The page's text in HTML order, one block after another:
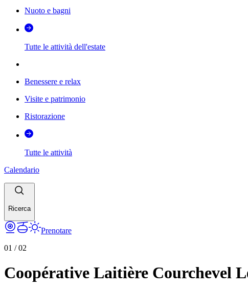
Nuoto e bagni
Tutte le attività dell'estate
Benessere e relax
Visite e patrimonio
Ristorazione
Tutte le attività
Calendario
Ricerca
Prenotare
01 /02
Coopérative Laitière Courchevel